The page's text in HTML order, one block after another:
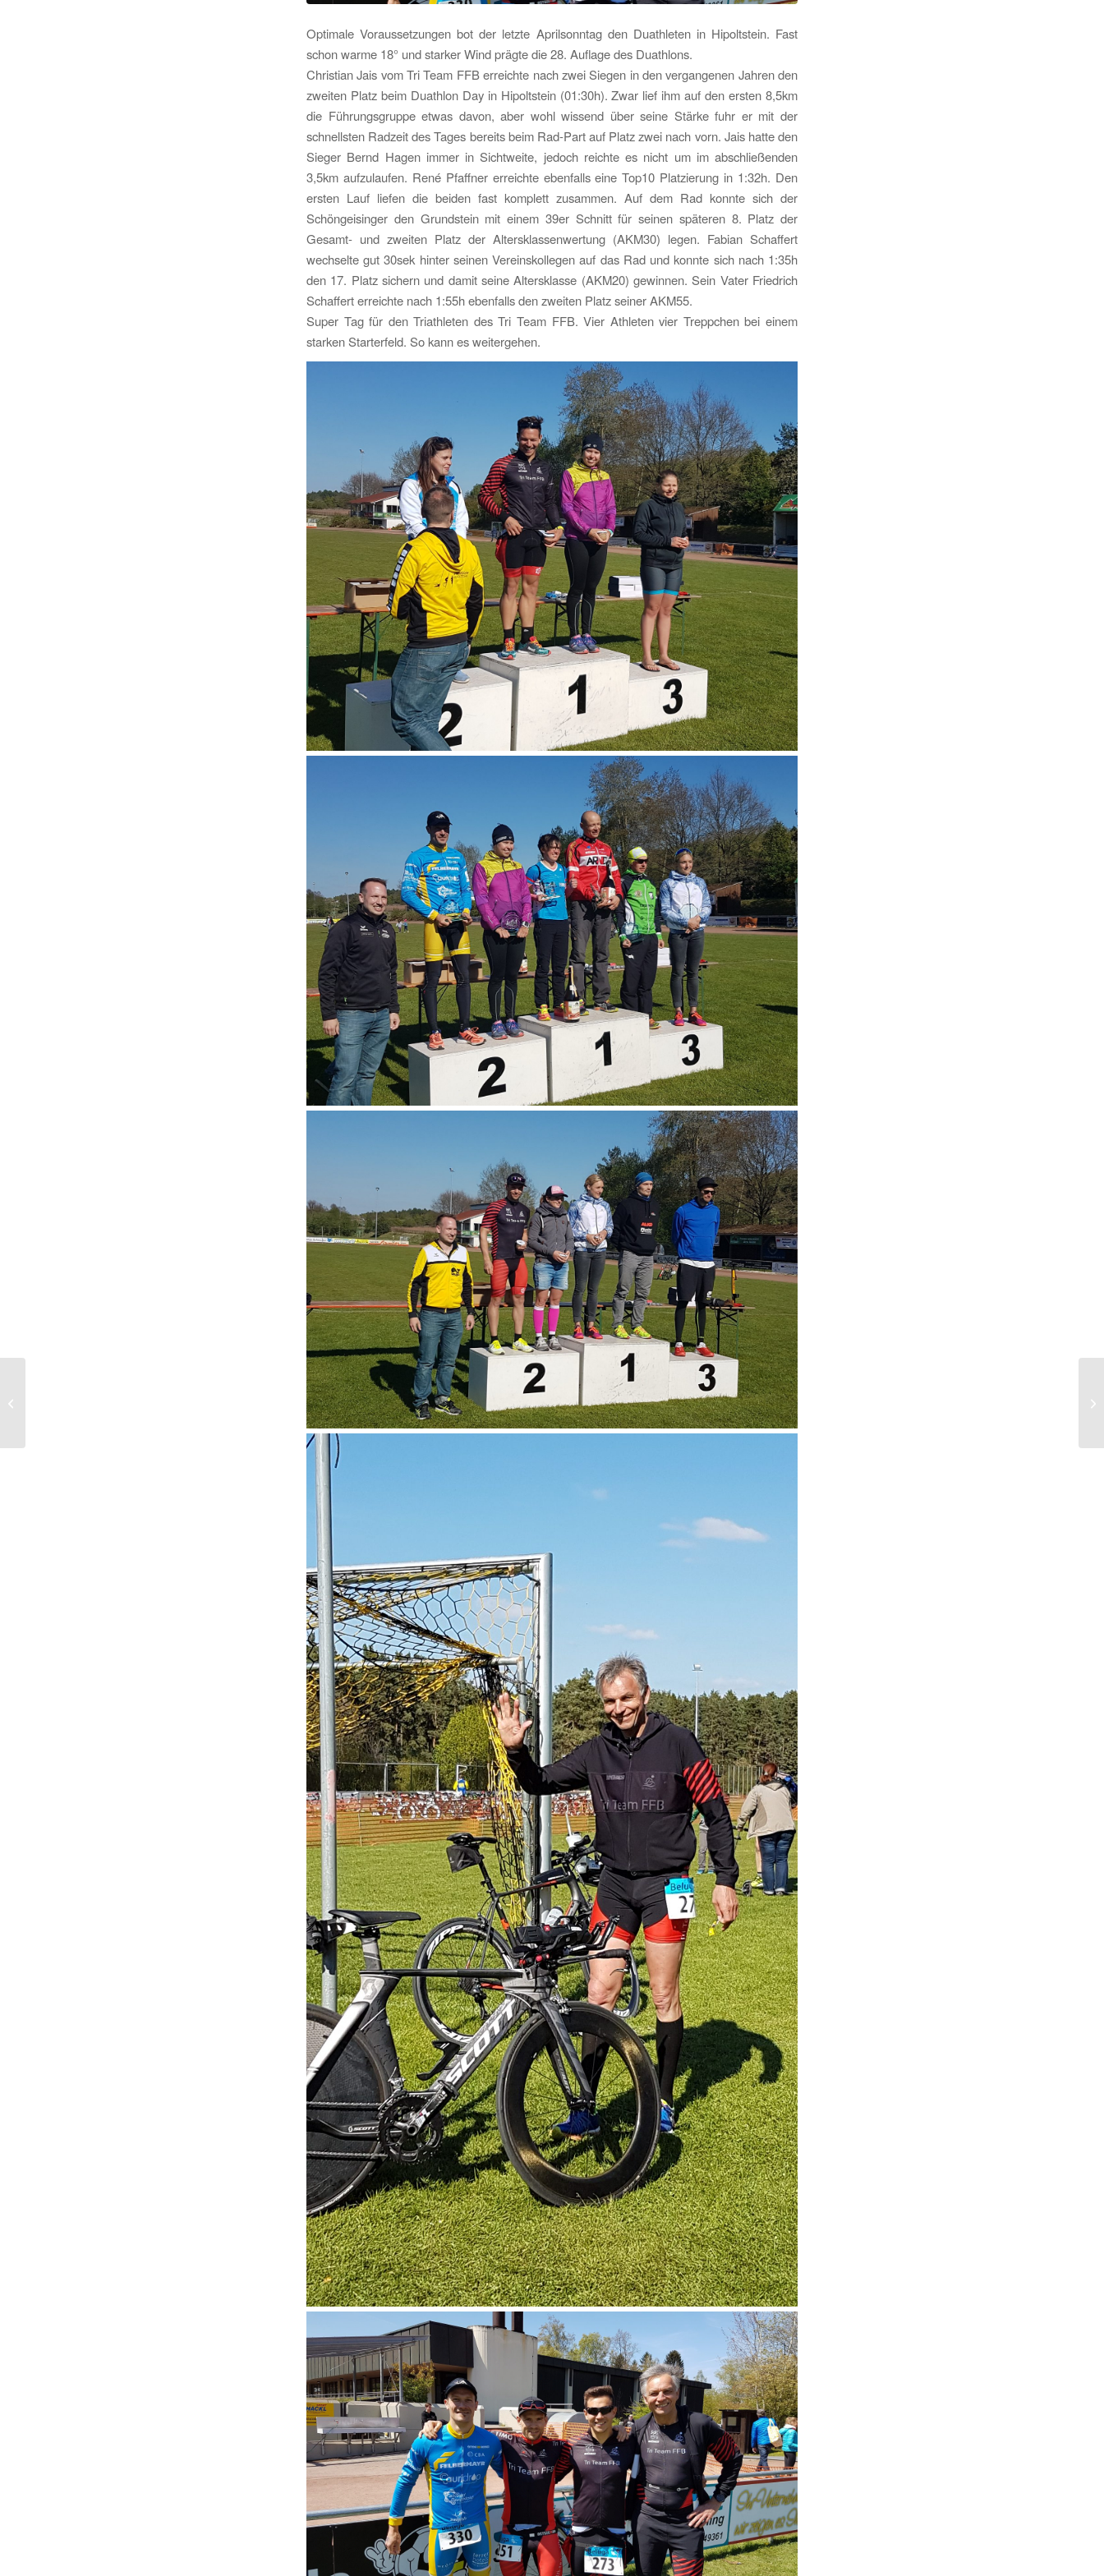
Optimale Voraussetzungen bot der letzte Aprilsonntag den Duathleten in Hipoltstein. Fast
schon warme 18° und starker Wind prägte die 28. Auflage des Duathlons.
Christian Jais vom Tri Team FFB erreichte nach zwei Siegen in den vergangenen Jahren den
zweiten Platz beim Duathlon Day in Hipoltstein (01:30h). Zwar lief ihm auf den ersten 8,5km
die Führungsgruppe etwas davon, aber wohl wissend über seine Stärke fuhr er mit der
schnellsten Radzeit des Tages bereits beim Rad-Part auf Platz zwei nach vorn. Jais hatte den
Sieger Bernd Hagen immer in Sichtweite, jedoch reichte es nicht um im abschließenden
3,5km aufzulaufen. René Pfaffner erreichte ebenfalls eine Top10 Platzierung in 1:32h. Den
ersten Lauf liefen die beiden fast komplett zusammen. Auf dem Rad konnte sich der
Schöngeisinger den Grundstein mit einem 39er Schnitt für seinen späteren 8. Platz der
Gesamt- und zweiten Platz der Altersklassenwertung (AKM30) legen. Fabian Schaffert
wechselte gut 30sek hinter seinen Vereinskollegen auf das Rad und konnte sich nach 1:35h
den 17. Platz sichern und damit seine Altersklasse (AKM20) gewinnen. Sein Vater Friedrich
Schaffert erreichte nach 1:55h ebenfalls den zweiten Platz seiner AKM55.
Super Tag für den Triathleten des Tri Team FFB. Vier Athleten vier Treppchen bei einem
starken Starterfeld. So kann es weitergehen.